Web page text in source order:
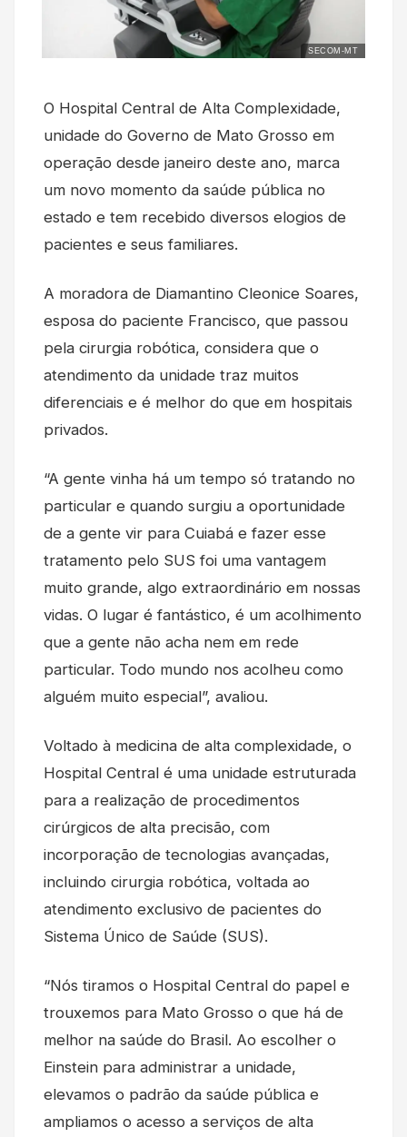
SECOM-MT
O Hospital Central de Alta Complexidade,
unidade do Governo de Mato Grosso em
operação desde janeiro deste ano, marca
um novo momento da saúde pública no
estado e tem recebido diversos elogios de
pacientes e seus familiares.
A moradora de Diamantino Cleonice Soares,
esposa do paciente Francisco, que passou
pela cirurgia robótica, considera que o
atendimento da unidade traz muitos
diferenciais e é melhor do que em hospitais
privados.
“A gente vinha há um tempo só tratando no
particular e quando surgiu a oportunidade
de a gente vir para Cuiabá e fazer esse
tratamento pelo SUS foi uma vantagem
muito grande, algo extraordinário em nossas
vidas. O lugar é fantástico, é um acolhimento
que a gente não acha nem em rede
particular. Todo mundo nos acolheu como
alguém muito especial”, avaliou.
Voltado à medicina de alta complexidade, o
Hospital Central é uma unidade estruturada
para a realização de procedimentos
cirúrgicos de alta precisão, com
incorporação de tecnologias avançadas,
incluindo cirurgia robótica, voltada ao
atendimento exclusivo de pacientes do
Sistema Único de Saúde (SUS).
“Nós tiramos o Hospital Central do papel e
trouxemos para Mato Grosso o que há de
melhor na saúde do Brasil. Ao escolher o
Einstein para administrar a unidade,
elevamos o padrão da saúde pública e
ampliamos o acesso a serviços de alta